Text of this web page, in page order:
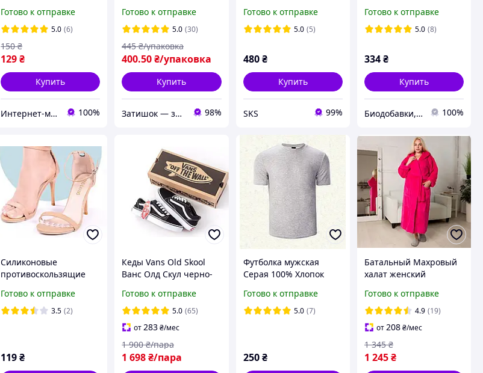
зонные. Размер от 38
до 42. Длина 27.5 см.
Готово к отправке
5.0 (6)
129₴
150 ₴
Купить
Интернет-магазин "Коламбус" 100%
Готово к отправке
5.0 (30)
400.50₴/упаковка
445 ₴/упаковка
Купить
Затишок — замов Добра мішок! 98%
Готово к отправке
5.0 (5)
480 ₴
Купить
SKS 99%
пара )
Готово к отправке
5.0 (8)
334₴
Купить
Биодобавки, свечи, фитопрепараты для всей семьи vsimshop 100%
Силиконовые
противоскользящие
(прозрачные, 2шт)
Готово к отправке
3.5 (2)
119₴
Кеды Vans Old Skool
Ванс Олд Скул черно-
женские подростковые
Готово к отправке
5.0 (65)
от283₴/мес
1 698₴/пара
1 900 ₴/пара
Футболка мужская
Серая 100% Хлопок
Готово к отправке
5.0 (7)
250 ₴
Батальный Махровый
халат женский
50-66р, доставка по
Украине
Готово к отправке
4.9 (19)
от 208₴/мес
1 245₴
1 345 ₴